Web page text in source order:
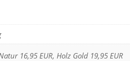
16,95 EUR, Holz Gold 19,95 EUR